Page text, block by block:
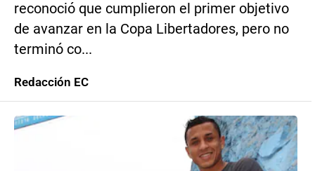
reconoció que cumplieron el primer objetivo
de avanzar en la Copa Libertadores, pero no
terminó co...
Redacción EC